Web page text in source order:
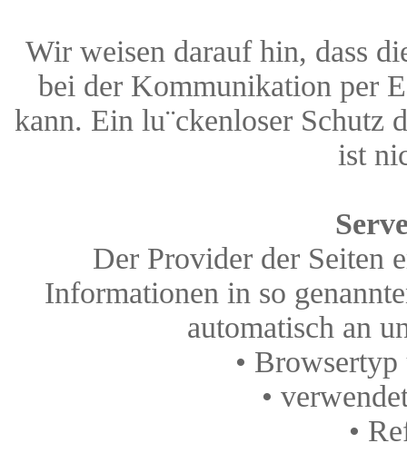
Wir weisen darauf hin, dass
bei der Kommunikation per
kann. Ein lu¨ckenloser
ist
Der Provider der Seiten
Informationen in so
automatisch an
•
•
•